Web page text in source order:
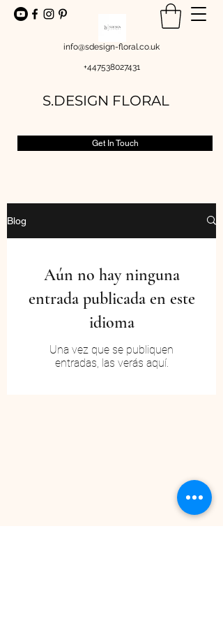
info@sdesign-floral.co.uk
+447538027431
S.DESIGN FLORAL
Get In Touch
Blog
s
Blog
Aún no hay ninguna
entrada publicada en este
idioma
Una vez que se publiquen
entradas, las verás aquí.